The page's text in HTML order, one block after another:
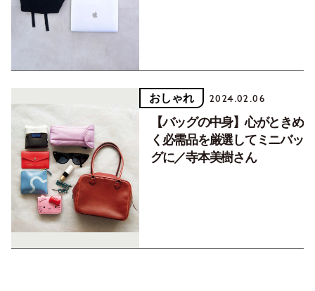
おしゃれ 2024.02.06
【バッグの中身】心がときめ
く必需品を厳選してミニバッ
グに／寺本美樹さん